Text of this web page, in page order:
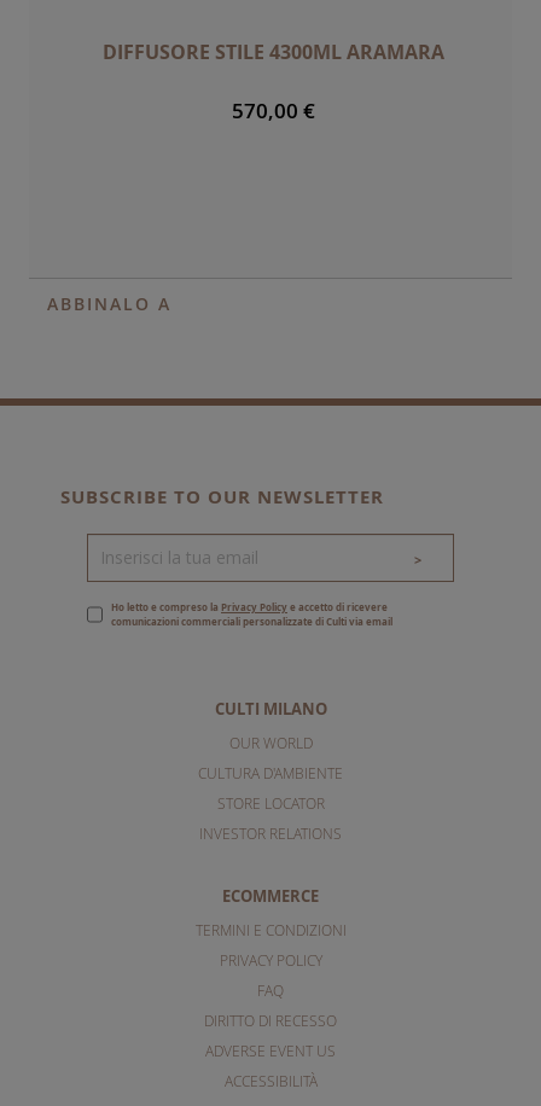
DIFFUSORE STILE 4300ML ARAMARA
570,00 €
ABBINALO A
CULTI MILANO
OUR WORLD
CULTURA D'AMBIENTE
STORE LOCATOR
INVESTOR RELATIONS
ECOMMERCE
TERMINI E CONDIZIONI
PRIVACY POLICY
FAQ
DIRITTO DI RECESSO
ADVERSE EVENT US
ACCESSIBILITÀ
SUBSCRIBE TO OUR NEWSLETTER
>
Ho letto e compreso la Privacy Policye accetto di ricevere
comunicazioni commerciali personalizzate di Culti via email